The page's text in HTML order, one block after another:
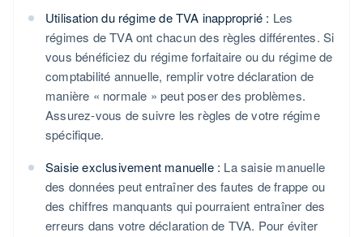
Utilisation du régime de TVA inapproprié : Les
régimes de TVA ont chacun des règles différentes. Si
vous bénéficiez du régime forfaitaire ou du régime de
comptabilité annuelle, remplir votre déclaration de
manière « normale » peut poser des problèmes.
Assurez-vous de suivre les règles de votre régime
spécifique.
Saisie exclusivement manuelle : La saisie manuelle
des données peut entraîner des fautes de frappe ou
des chiffres manquants qui pourraient entraîner des
erreurs dans votre déclaration de TVA. Pour éviter